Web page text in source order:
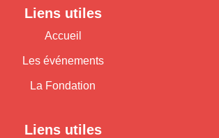
Liens utiles
Accueil
Les événements
La Fondation
Liens utiles